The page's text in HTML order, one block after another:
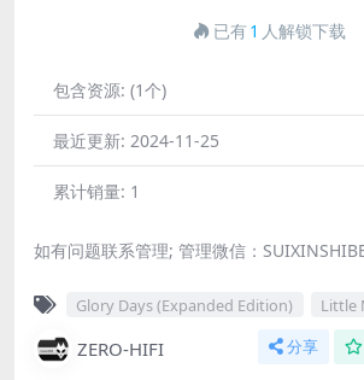
已有1 人解锁下载
包含资源: (1个)
最近更新: 2024-11-25
累计销量: 1
如有问题联系管理; 管理微信：
Glory Days (Expanded Edition) Little
ZERO-HIFI 分享